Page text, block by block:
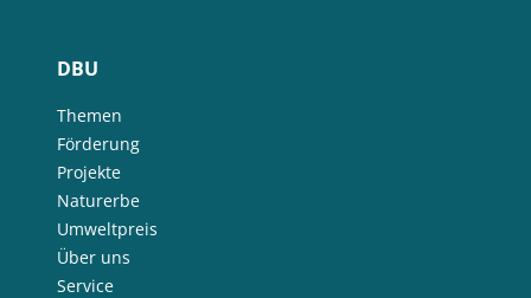
DBU
Themen
Förderung
Projekte
Naturerbe
Umweltpreis
Über uns
Service